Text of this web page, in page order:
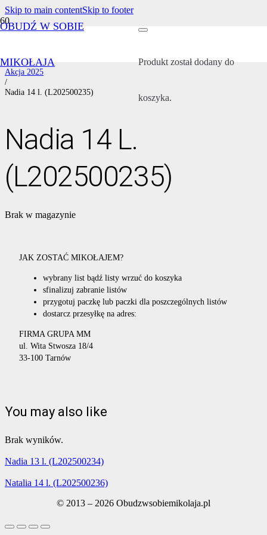
Skip to main contentSkip to footer
OBUDŹ W SOBIE
MIKOŁAJA Produkt został dodany do
koszyka.
Strona główna
/
Akcja 2025
/
Nadia 14 l. (L202500235)
Nadia 14 L.
(L202500235)
Brak w magazynie
JAK ZOSTAĆ MIKOŁAJEM?
wybrany list bądź listy wrzuć do koszyka
sfinalizuj zabranie listów
przygotuj paczkę lub paczki dla poszczególnych listów
dostarcz przesyłkę na adres:
FIRMA GRUPA MM
ul. Wita Stwosza 18/4
33-100 Tarnów
You may also like
Brak wyników.
Nadia 13 l. (L202500234)
Natalia 14 l. (L202500236)
© 2013 – 2026 Obudzwsobiemikolaja.pl